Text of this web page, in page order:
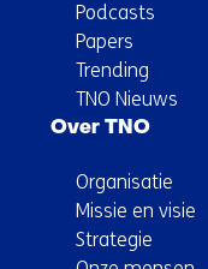
Podcasts
Papers
Trending
TNO Nieuws
Over TNO
Organisatie
Missie en visie
Strategie